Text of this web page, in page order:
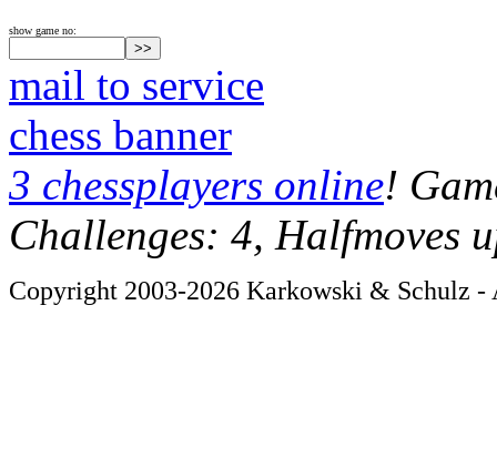
show game no:
mail to service
chess banner
3 chessplayers online!
Challenges: 4, Halfmoves
Copyright 2003-2026 Karkowski & Schulz